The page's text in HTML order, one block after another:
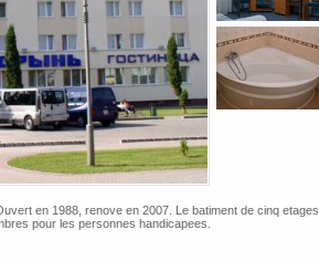
en 1988, renove en 2007. Le batiment de cinq etages.
pour les personnes handicapees